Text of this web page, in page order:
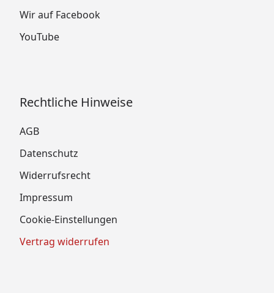
Wir auf Facebook
YouTube
Rechtliche Hinweise
AGB
Datenschutz
Widerrufsrecht
Impressum
Cookie-Einstellungen
Vertrag widerrufen